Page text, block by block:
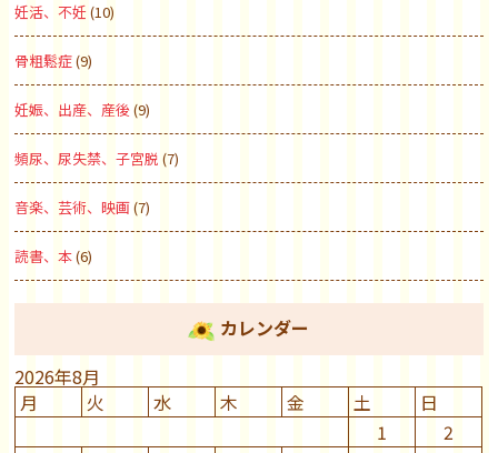
妊活、不妊(10)
骨粗鬆症(9)
妊娠、出産、産後(9)
頻尿、尿失禁、子宮脱 (7)
音楽、芸術、映画(7)
読書、本(6)
カレンダー
2026年8月
月
火 水 木 金 土
日
1
2